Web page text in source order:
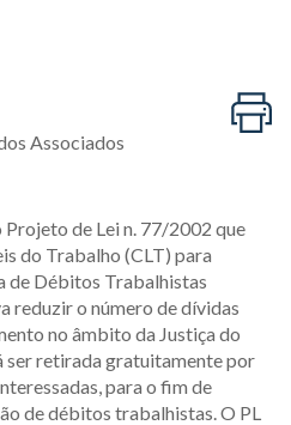
Associados
Projeto de Lei n. 77/2002 que
do Trabalho (CLT) para
de Débitos Trabalhistas
reduzir o número de dívidas
no âmbito da Justiça do
ser retirada gratuitamente por
para o fim de
de débitos trabalhistas. O PL